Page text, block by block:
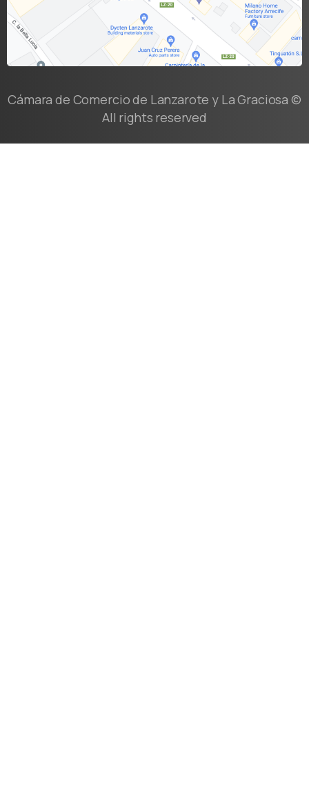
Cámara de Comercio de Lanzarote y La Graciosa ©
All rights reserved